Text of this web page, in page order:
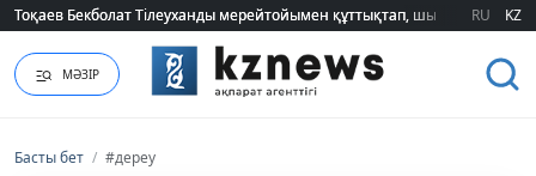
Тоқаев Бекболат Тілеуханды мерейтойымен құттықтап, шығармашылық
Тоқаев Бекболат Тілеуханды мерейтойымен құттықтап, шығармашылық
RU KZ
МӘЗІР
Басты бет / #дереу